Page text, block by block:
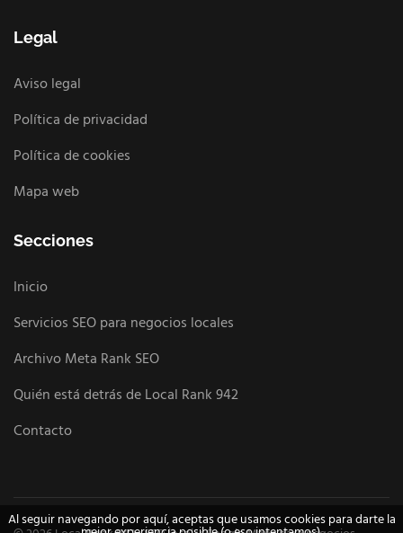
Legal
Aviso legal
Política de privacidad
Política de cookies
Mapa web
Secciones
Inicio
Servicios SEO para negocios locales
Archivo Meta Rank SEO
Quién está detrás de Local Rank 942
Contacto
Al seguir navegando por aquí, aceptas que usamos cookies para darte la